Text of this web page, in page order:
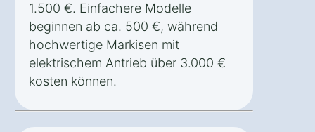
1.500 €. Einfachere Modelle
beginnen ab ca. 500 €, während
hochwertige Markisen mit
elektrischem Antrieb über 3.000 €
kosten können.